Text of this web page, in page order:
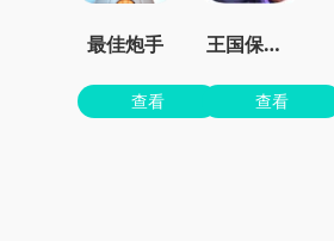
最佳炮手
查看
王国保卫战4最新dlc下载
查看